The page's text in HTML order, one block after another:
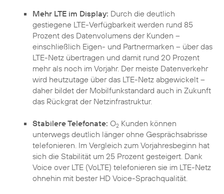
Mehr LTE im Display: Durch die deutlich
gestiegene LTE-Verfügbarkeit werden rund 85
Prozent des Datenvolumens der Kunden –
einschließlich Eigen- und Partnermarken – über das
LTE-Netz übertragen und damit rund 20 Prozent
mehr als noch im Vorjahr. Der meiste Datenverkehr
wird heutzutage über das LTE-Netz abgewickelt –
daher bildet der Mobilfunkstandard auch in Zukunft
das Rückgrat der Netzinfrastruktur.
Stabilere Telefonate: O2 Kunden können
unterwegs deutlich länger ohne Gesprächsabrisse
telefonieren. Im Vergleich zum Vorjahresbeginn hat
sich die Stabilität um 25 Prozent gesteigert. Dank
Voice over LTE (VoLTE) telefonieren sie im LTE-Netz
ohnehin mit bester HD Voice-Sprachqualität.